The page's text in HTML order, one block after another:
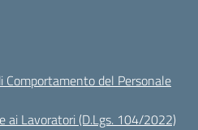
Comportamento del Personale
ai Lavoratori (D.Lgs. 104/2022)